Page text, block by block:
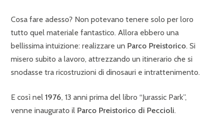
Cosa fare adesso? Non potevano tenere solo per loro
tutto quel materiale fantastico. Allora ebbero una
bellissima intuizione: realizzare un Parco Preistorico. Si
misero subito a lavoro, attrezzando un itinerario che si
snodasse tra ricostruzioni di dinosauri e intrattenimento.
E così nel 1976, 13 anni prima del libro “Jurassic Park”,
venne inaugurato il Parco Preistorico di Peccioli.